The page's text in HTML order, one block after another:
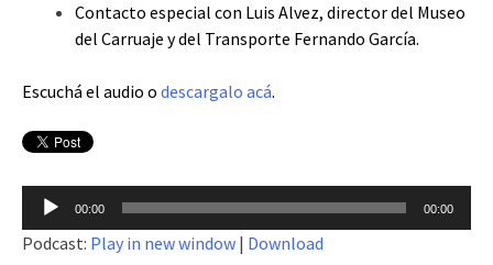
Contacto especial con Luis Alvez, director del Museo
del Carruaje y del Transporte Fernando García.
Escuchá el audio o descargalo acá.
Reproductor
de
audio
00:00 00:00
Podcast: Play in new window | Download